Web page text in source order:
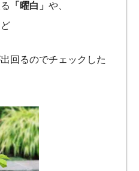
「曜白」 や、
回るのでチェックした